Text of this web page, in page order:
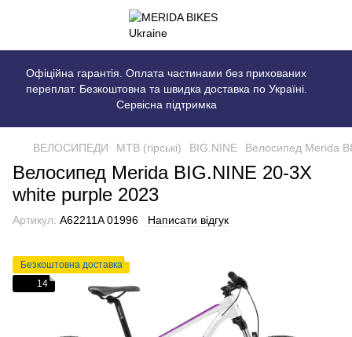
Офіційна гарантія. Оплата частинами без прихованих
переплат. Безкоштовна та швидка доставка по Україні.
Сервісна підтримка
ВЕЛОСИПЕДИ MTB (гірські) BIG.NINE Велосипед Merida
Велосипед Merida BIG.NINE 20-3X
white purple 2023
Артикул: A62211A 01996 Написати відгук
Безкоштовна доставка
14